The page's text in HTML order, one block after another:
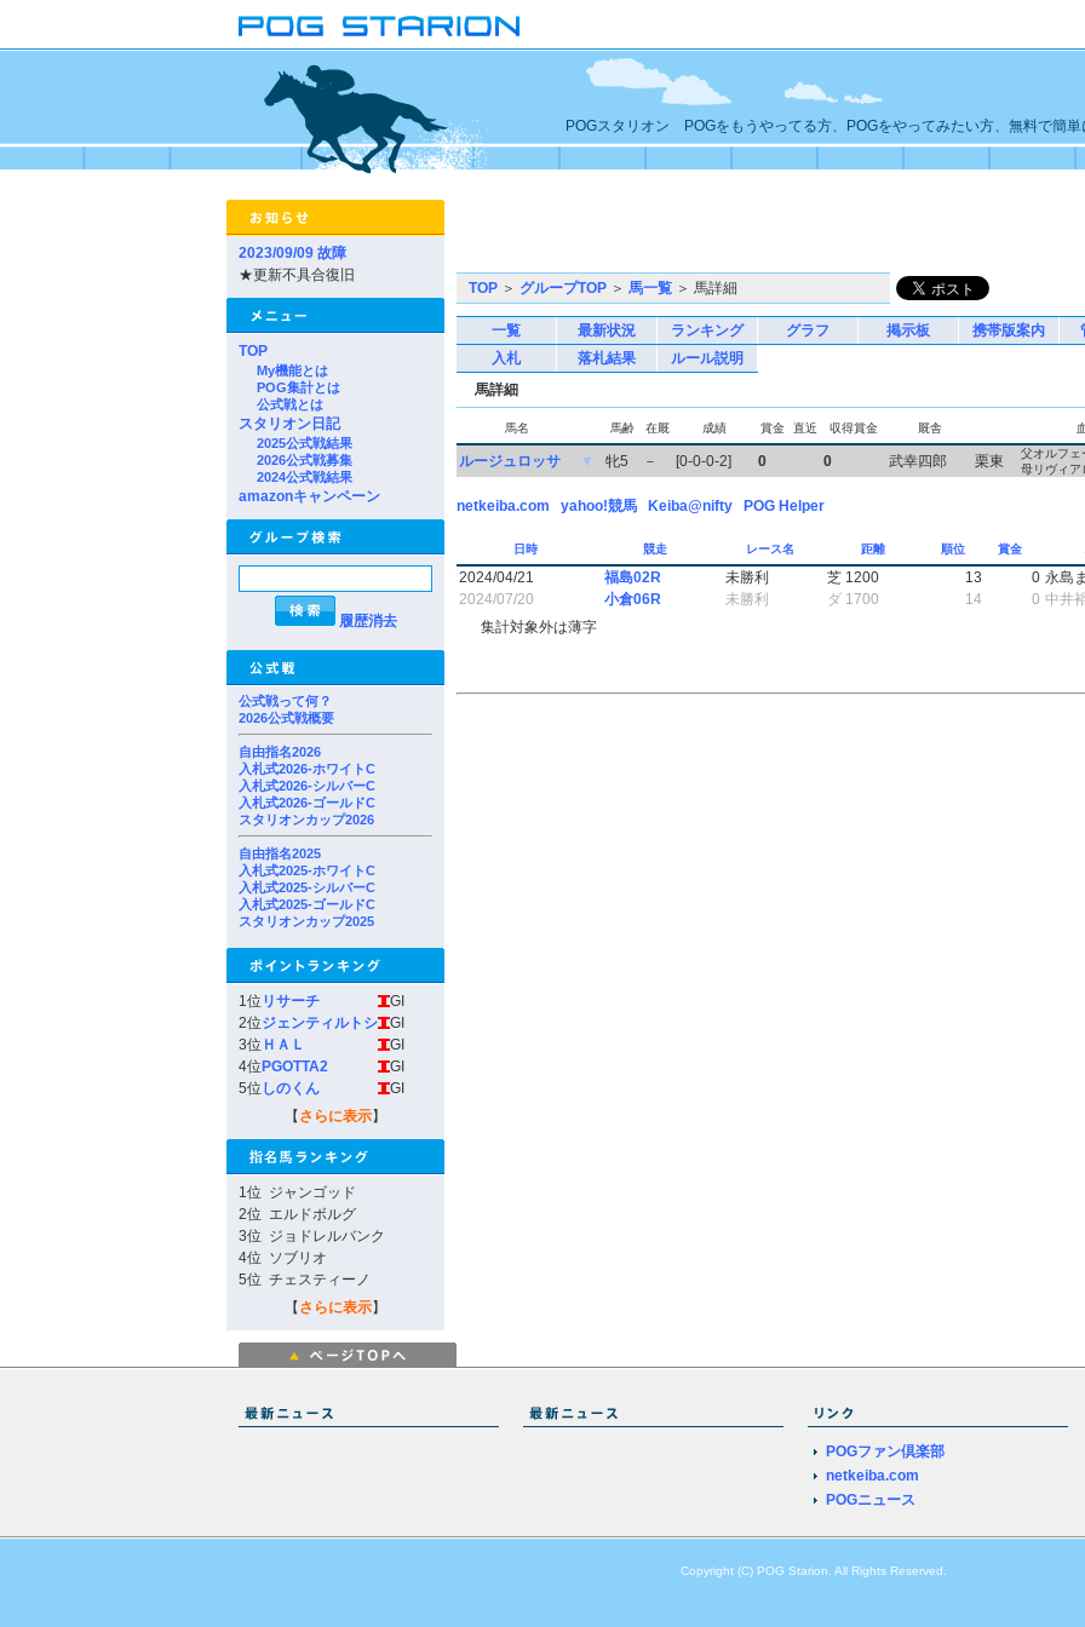
POGスタリオン POGをもうやってる方、POGをやってみたい方、無料で簡単
2023/09/09 故障
★更新不具合復旧
TOP
My機能とは
POG集計とは
公式戦とは
スタリオン日記
2025公式戦結果
2026公式戦募集
2024公式戦結果
amazonキャンペーン
履歴消去
公式戦って何？
2026公式戦概要
自由指名2026
入札式2026-ホワイトC
入札式2026-シルバーC
入札式2026-ゴールドC
スタリオンカップ2026
自由指名2025
入札式2025-ホワイトC
入札式2025-シルバーC
入札式2025-ゴールドC
スタリオンカップ2025
1位 リサーチ
GI
2位ジェンティルトシ
GI
3位 ＨＡＬ
GI
4位 PGOTTA2
GI
5位 しのくん
GI
【 さらに表示】
1位 ジャンゴッド
2位 エルドボルグ
3位 ジョドレルバンク
4位 ソブリオ
5位 チェスティーノ
【 さらに表示】
TOP ＞ グループTOP ＞ 馬一覧 ＞ 馬詳細
一覧 最新状況 ランキング グラフ 掲示板 携帯版案内
入札
落札結果
ルール説明
馬詳細
馬名 馬齢 在厩 成績 賞金 直近 収得賞金 厩舎
ルージュロッサ ▼ 牝5 － [0-0-0-2] 0 0 武幸四郎 栗東
父オルフェ
母リヴィア
netkeiba.com yahoo!競馬 Keiba@nifty POG Helper
日時 競走 レース名 距離 順位 賞金
2024/04/21 福島02R 未勝利 芝 1200 13 0 永島
2024/07/20
小倉06R 未勝利 ダ 1700 14 0 中井
集計対象外は薄字
POGファン倶楽部
netkeiba.com
POGニュース
Copyright (C) POG Starion. All Rights Reserved.